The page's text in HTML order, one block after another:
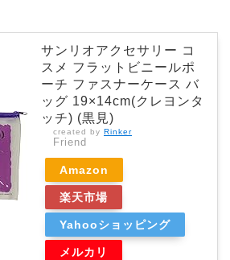
サンリオアクセサリー コ
スメ フラットビニールポ
ーチ ファスナーケース バ
ッグ 19×14cm(クレヨンタ
ッチ) (黒見)
created by Rinker
Friend
Amazon
楽天市場
Yahooショッピング
メルカリ